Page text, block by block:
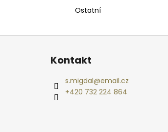
Ostatní
Z
Kontakt
s.migdal@email.cz
+420 732 224 864